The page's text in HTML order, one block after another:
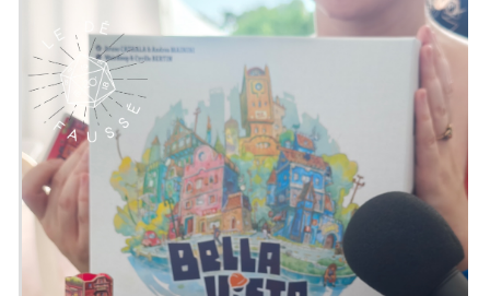
Pour 30 à 60 minutes
Description : Aux confins de l’Empire,
une nouvelle Galaxie vient d’être
découverte ! Explorez ce nouvel
eldorado rempli de trésors et de
mystères. Naviguez de planète en
planète, constituez votre Équipage et
devenez l’explorateur le plus riche de la
Galaxie.
Présenté par
Alex,Zephiriel&Sam